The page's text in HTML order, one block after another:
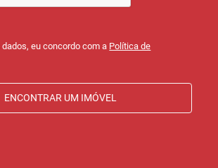
eu concordo com a Política de
ENCONTRAR UM IMÓVEL